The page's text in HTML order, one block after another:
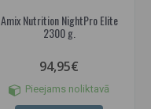
Amix Nutrition NightPro Elite
2300 g.
94,95€
Pieejams noliktavā